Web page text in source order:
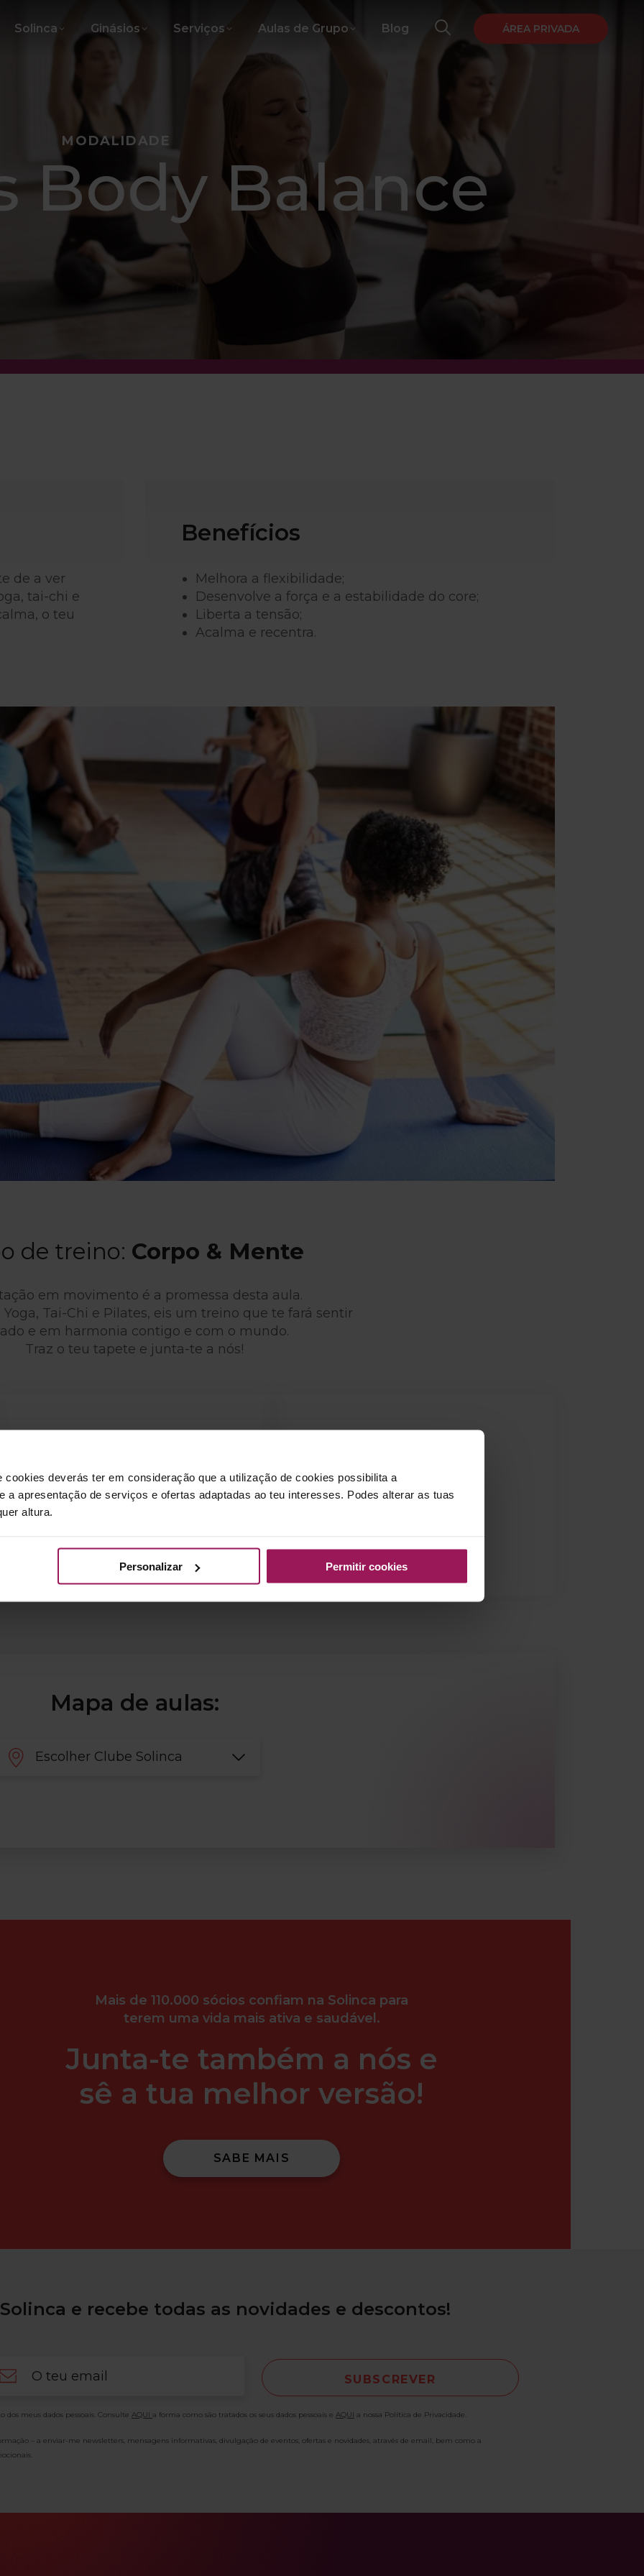
cookies deverás ter em consideração que a utilização de cookies possibilita a
a apresentação de serviços e ofertas adaptadas ao teu interesses. Podes alterar as tuas
altura.
Personalizar Permitir cookies
Solinca Ginásios Serviços Aulas de Grupo Blog ÁREA PRIVADA
MODALIDADE
Body Balance
de a ver
tai-chi e
o teu
Benefícios
Melhora a flexibilidade;
Desenvolve a força e a estabilidade do core;
Liberta a tensão;
Acalma e recentra.
de treino: Corpo & Mente
em movimento é a promessa desta aula.
Tai-Chi e Pilates, eis um treino que te fará sentir
e em harmonia contigo e com o mundo.
Traz o teu tapete e junta-te a nós!
390
Mapa de aulas:
Escolher Clube Solinca
Mais de 110.000 sócios confiam na Solinca para
terem uma vida mais ativa e saudável.
Junta-te também a nós e
sê a tua melhor versão!
SABE MAIS
e recebe todas as novidades e descontos!
meus dados pessoais. Consulte AQUI a forma como são tratados os seus dados pessoais e AQUI a nossa Política de Privacidade.
– a enviar-me newsletters, mensagens informativas, divulgação de eventos, ofertas e novidades, através de email, bem como a